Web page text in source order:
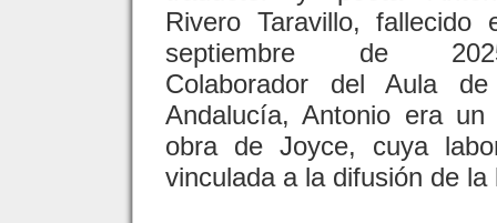
Rivero Taravillo, fallecido
septiembre de
Colaborador del Aula
Andalucía, Antonio era
obra de Joyce, cuya
vinculada a la difusión de